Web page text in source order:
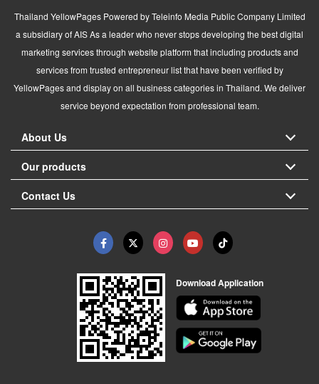
Thailand YellowPages Powered by Teleinfo Media Public Company Limited
a subsidiary of AIS As a leader who never stops developing the best digital
marketing services through website platform that including products and
services from trusted entrepreneur list that have been verified by
YellowPages and display on all business categories in Thailand. We deliver
service beyond expectation from professional team.
About Us
Our products
Contact Us
Download Application